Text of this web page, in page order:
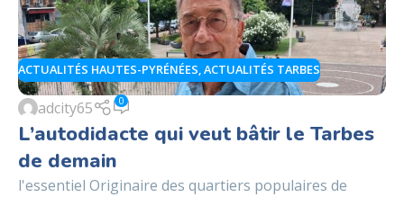
ACTUALITÉS HAUTES-PYRÉNÉES,ACTUALITÉS TARBES
adcity65 0
L’autodidacte qui veut bâtir le Tarbes
de demain
l'essentiel Originaire des quartiers populaires de